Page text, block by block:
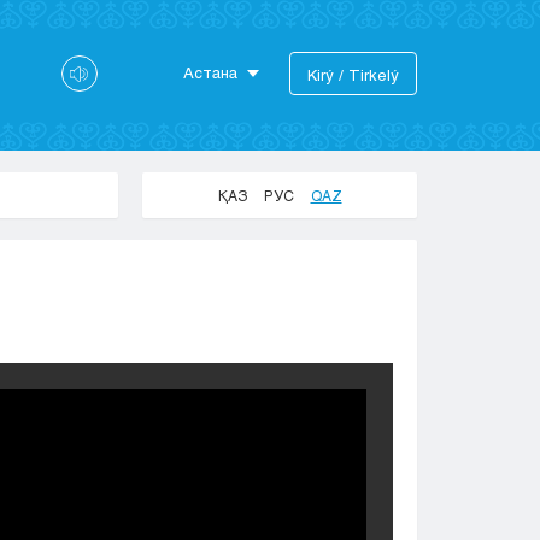
Астана
Aktobe
Kostanaı
Kіrý / Tіrkelý
ҚАЗ РУС QAZ